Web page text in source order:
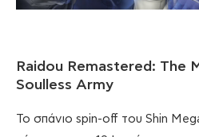
Raidou Remastered: The
Soulless Army
Το σπάνιο spin-off του Shin